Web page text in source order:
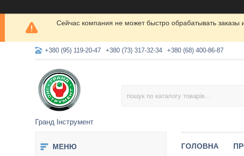
Сейчас компания не может быстро обрабатывать
+380 (95) 119-20-47 +380 (73) 317-32-34 +380 (68) 400-86-87
Гранд Інструмент
ГОЛОВНА